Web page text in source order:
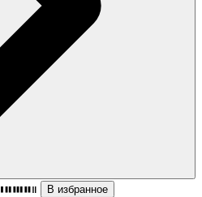
В избранное